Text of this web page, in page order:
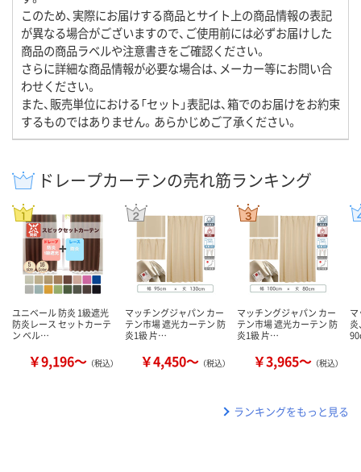
このため、実際にお届けする商品とサイト上の商品情報の表記
が異なる場合がございますので、ご使用前には必ずお届けした
商品の商品ラベルや注意書きをご確認ください。
さらに詳細な商品情報が必要な場合は、メーカー等にお問い合
わせください。
また、販売単位における「セット」表記は、箱でのお届けをお約束
するものではありません。あらかじめご了承ください。
ドレープカーテンの売れ筋ランキング
ユニベール 防炎 1級遮光
防炎レース セットカーテ
ン ベル…
￥9,196～ （税込）
マッチングジャパン カー
テン市場 遮光カーテン 防
炎1級 片…
￥4,450～ （税込）
マッチングジャパン カー
テン市場 遮光カーテン 防
炎1級 片…
￥3,965～ （税込）
炎
ランキングをもっと見る